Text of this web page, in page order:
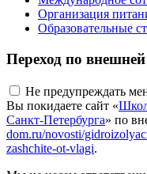
Организация
Образовательные
Переход по
Не предупреждать
Вы покидаете сайт «
Санкт-Петербурга» по
dom.ru/novosti/
zashchite-ot-vlagi.